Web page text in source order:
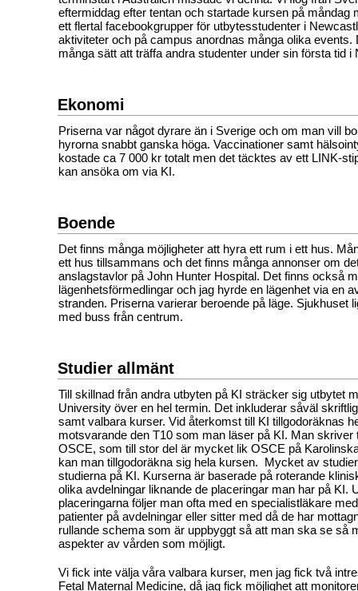
eftermiddag efter tentan och startade kursen på måndag
ett flertal facebookgrupper för utbytesstudenter i
aktiviteter och på campus anordnas många olika events.
många sätt att träffa andra studenter under sin första tid i
Ekonomi
Priserna var något dyrare än i Sverige och om man vill
hyrorna snabbt ganska höga. Vaccinationer samt
kostade ca 7 000 kr totalt men det täcktes av ett LINK-
kan ansöka om via KI.
Boende
Det finns många möjligheter att hyra ett rum i ett hus.
ett hus tillsammans och det finns många annonser om
anslagstavlor på John Hunter Hospital. Det finns också
lägenhetsförmedlingar och jag hyrde en lägenhet via en
stranden. Priserna varierar beroende på läge. Sjukhuset
med buss från centrum.
Studier allmänt
Till skillnad från andra utbyten på KI sträcker sig utbytet
University över en hel termin. Det inkluderar såväl
samt valbara kurser. Vid återkomst till KI tillgodoräknas
motsvarande den T10 som man läser på KI. Man skriver
OSCE, som till stor del är mycket lik OSCE på
kan man tillgodoräkna sig hela kursen. Mycket av
studierna på KI. Kurserna är baserade på roterande
olika avdelningar liknande de placeringar man har på KI.
placeringarna följer man ofta med en specialistläkare
patienter på avdelningar eller sitter med då de har
rullande schema som är uppbyggt så att man ska se så
aspekter av vården som möjligt.
Vi fick inte välja våra valbara kurser, men jag fick två
Fetal Maternal Medicine, då jag fick möjlighet att